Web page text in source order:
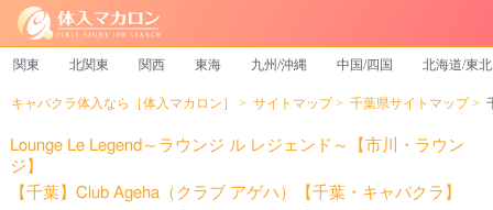
関東 北関東 関西 東海 九州/沖縄 中国/四国 北海道/東北
キャバクラ体入なら［体入マカロン］ サイトマップ 千葉県サイトマップ
Lounge Le Legend～ラウンジ ル レジェンド～【市川・ラウン
ジ】
【千葉】Club Ageha（クラブ アゲハ）【千葉・キャバクラ】